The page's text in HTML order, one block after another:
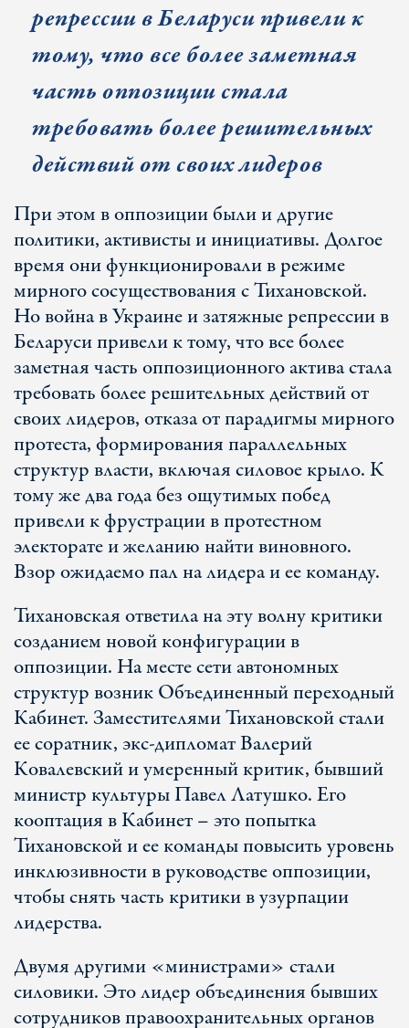
репрессии в Беларуси привели к
тому, что все более заметная
часть оппозиции стала
требовать более решительных
действий от своих лидеров
При этом в оппозиции были и другие
политики, активисты и инициативы. Долгое
время они функционировали в режиме
мирного сосуществования с Тихановской.
Но война в Украине и затяжные репрессии в
Беларуси привели к тому, что все более
заметная часть оппозиционного актива стала
требовать более решительных действий от
своих лидеров, отказа от парадигмы мирного
протеста, формирования параллельных
структур власти, включая силовое крыло. К
тому же два года без ощутимых побед
привели к фрустрации в протестном
электорате и желанию найти виновного.
Взор ожидаемо пал на лидера и ее команду.
Тихановская ответила на эту волну критики
созданием новой конфигурации в
оппозиции. На месте сети автономных
структур возник Объединенный переходный
Кабинет. Заместителями Тихановской стали
ее соратник, экс-дипломат Валерий
Ковалевский и умеренный критик, бывший
министр культуры Павел Латушко. Его
кооптация в Кабинет – это попытка
Тихановской и ее команды повысить уровень
инклюзивности в руководстве оппозиции,
чтобы снять часть критики в узурпации
лидерства.
Двумя другими «министрами» стали
силовики. Это лидер объединения бывших
сотрудников правоохранительных органов